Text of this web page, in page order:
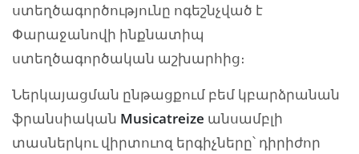
ստեղծագործությունը ոգեշնչված է
Փարաջանովի ինքնատիպ
ստեղծագործական աշխարհից։
Ներկայացման ընթացքում բեմ կբարձրանան
ֆրանսիական Musicatreize անսամբլի
տասներկու վիրտուոզ երգիչները՝ դիրիժոր